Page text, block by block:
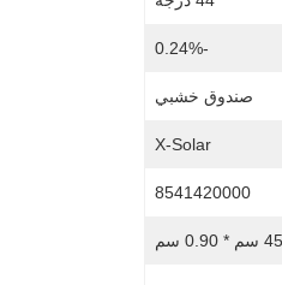
-0.24%
صندوق خشبي
X-Solar
8541420000